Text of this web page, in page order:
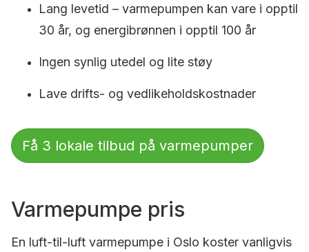
Lang levetid – varmepumpen kan vare i opptil
30 år, og energibrønnen i opptil 100 år
Ingen synlig utedel og lite støy
Lave drifts- og vedlikeholdskostnader
Få 3 lokale tilbud på varmepumper
Varmepumpe pris
En luft-til-luft varmepumpe i Oslo koster vanligvis